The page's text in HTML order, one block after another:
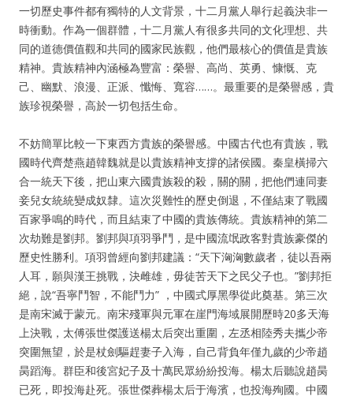
一切歷史事件都有獨特的人文背景，十二月黨人舉行起義決非一
時衝動。作為一個群體，十二月黨人有很多共同的文化理想、共
同的道德價值觀和共同的國家民族觀，他們最核心的價值是貴族
精神。貴族精神內涵極為豐富：榮譽、高尚、英勇、慷慨、克
己、幽默、浪漫、正派、懺悔、寬容……。最重要的是榮譽感，貴
族珍視榮譽，高於一切包括生命。
不妨簡單比較一下東西方貴族的榮譽感。中國古代也有貴族，戰
國時代齊楚燕趙韓魏就是以貴族精神支撐的諸侯國。秦皇橫掃六
合一統天下後，把山東六國貴族殺的殺，關的關，把他們連同妻
妾兒女統統變成奴隸。這次災難性的歷史倒退，不僅結束了戰國
百家爭鳴的時代，而且結束了中國的貴族傳統。貴族精神的第二
次劫難是劉邦。劉邦與項羽爭鬥，是中國流氓政客對貴族豪傑的
歷史性勝利。項羽曾經向劉邦建議：“天下洶洶數歲者，徒以吾兩
人耳，願與漢王挑戰，決雌雄，毋徒苦天下之民父子也。”劉邦拒
絕，說“吾寧鬥智，不能鬥力” ，中國式厚黑學從此奠基。第三次
是南宋滅于蒙元。南宋殘軍與元軍在崖門海域展開歷時20多天海
上決戰，太傅張世傑護送楊太后突出重圍，左丞相陸秀夫攜少帝
突圍無望，於是杖劍驅趕妻子入海，自己背負年僅九歲的少帝趙
昺蹈海。群臣和後宮妃子及十萬民眾紛紛投海。楊太后聽說趙昺
已死，即投海赴死。張世傑葬楊太后于海濱，也投海殉國。中國